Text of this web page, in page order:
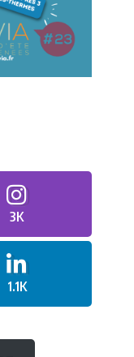
3K
1.1K